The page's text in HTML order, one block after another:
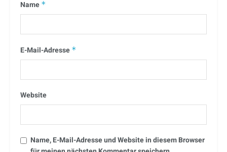
Name *
E-Mail-Adresse *
Website
Name, E-Mail-Adresse und Website in diesem Browser